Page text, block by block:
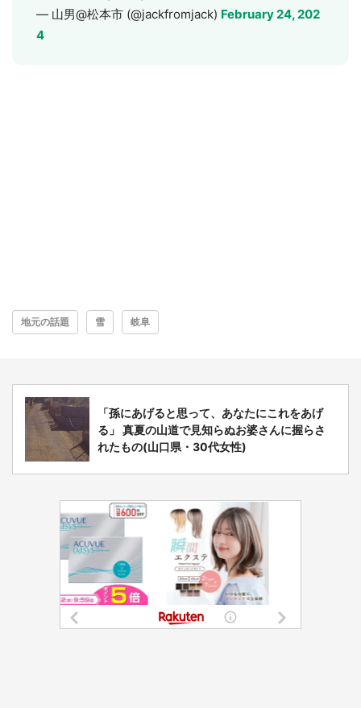
— 山男@松本市 (@jackfromjack) February 24, 202
4
地元の話題 雪 岐阜
「孫にあげると思って、あなたにこれをあげ
る」 真夏の山道で見知らぬお婆さんに握らさ
れたもの(山口県・30代女性)